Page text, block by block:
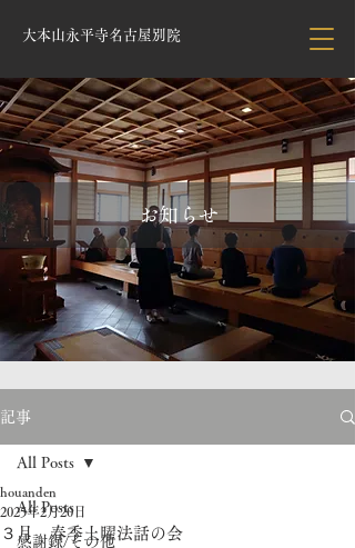
大本山永平寺名古屋別院
お知らせ
記事
All Posts
感謝録/その他
All Posts
３月 春季土曜法話の会
houanden
2025年2月20日